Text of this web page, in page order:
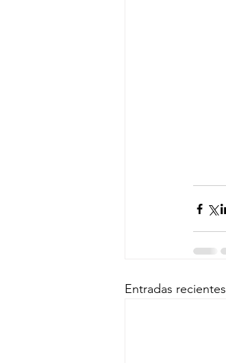
Entradas recientes